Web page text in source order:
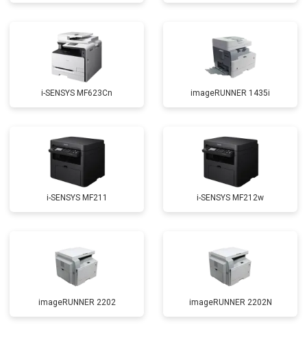
i-SENSYS MF623Cn imageRUNNER 1435i
i-SENSYS MF211 i-SENSYS MF212w
imageRUNNER 2202 imageRUNNER 2202N